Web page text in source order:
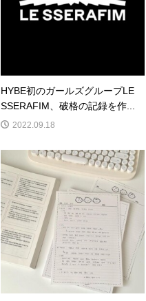
HYBE初のガールズグループLE
SSERAFIM、破格の記録を作...
2022.09.18